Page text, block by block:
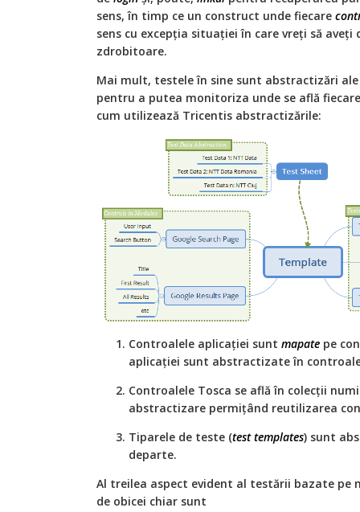
sens, în timp ce un construct unde fiecare
sens cu excepția situației în care vreți să
zdrobitoare.
Mai mult, testele în sine sunt abstractizări
pentru a putea monitoriza unde se află
cum utilizează Tricentis abstractizările:
Controalele aplicației sunt mapate pe
aplicației sunt abstractizate în
Controalele Tosca se află în colecții
abstractizare permițând reutilizarea
Tiparele de teste (test templates) sunt
departe.
Al treilea aspect evident al testării bazate pe
de obicei chiar sunt